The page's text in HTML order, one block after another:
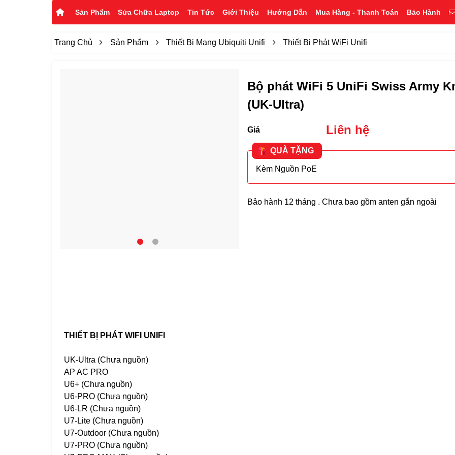
Sản Phẩm Sửa Chữa Laptop Tin Tức Giới Thiệu Hướng Dẫn Mua Hàng - Thanh Toán Bảo Hành
Trang Chủ Sản Phẩm Thiết Bị Mạng Ubiquiti Unifi Thiết Bị Phát WiFi Unifi
Bộ phát WiFi 5 UniFi Swiss Army
(UK-Ultra)
Giá Liên hệ
QUÀ TẶNG
Kèm Nguồn PoE
Bảo hành 12 tháng . Chưa bao gồm anten gắn ngoài
THIẾT BỊ PHÁT WIFI UNIFI
UK-Ultra (Chưa nguồn)
AP AC PRO
U6+ (Chưa nguồn)
U6-PRO (Chưa nguồn)
U6-LR (Chưa nguồn)
U7-Lite (Chưa nguồn)
U7-Outdoor (Chưa nguồn)
U7-PRO (Chưa nguồn)